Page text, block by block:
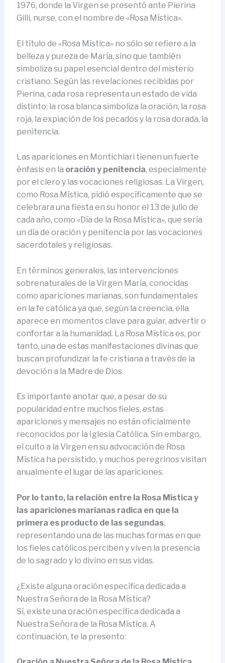
1976, donde la Virgen se presentó ante Pierina
Gilli, nurse, con el nombre de «Rosa Mística».
El título de «Rosa Mística» no sólo se refiere a la
belleza y pureza de María, sino que también
simboliza su papel esencial dentro del misterio
cristiano. Según las revelaciones recibidas por
Pierina, cada rosa representa un estado de vida
distinto: la rosa blanca simboliza la oración, la rosa
roja, la expiación de los pecados y la rosa dorada, la
penitencia.
Las apariciones en Montichiari tienen un fuerte
énfasis en la oración y penitencia, especialmente
por el clero y las vocaciones religiosas. La Virgen,
como Rosa Mística, pidió específicamente que se
celebrara una fiesta en su honor el 13 de julio de
cada año, como «Día de la Rosa Mística», que sería
un día de oración y penitencia por las vocaciones
sacerdotales y religiosas.
En términos generales, las intervenciones
sobrenaturales de la Virgen María, conocidas
como apariciones marianas, son fundamentales
en la fe católica ya que, según la creencia, ella
aparece en momentos clave para guiar, advertir o
confortar a la humanidad. La Rosa Mística es, por
tanto, una de estas manifestaciones divinas que
buscan profundizar la fe cristiana a través de la
devoción a la Madre de Dios.
Es importante anotar que, a pesar de su
popularidad entre muchos fieles, estas
apariciones y mensajes no están oficialmente
reconocidos por la Iglesia Católica. Sin embargo,
el culto a la Virgen en su advocación de Rosa
Mística ha persistido, y muchos peregrinos visitan
anualmente el lugar de las apariciones.
Por lo tanto, la relación entre la Rosa Mística y
las apariciones marianas radica en que la
primera es producto de las segundas,
representando una de las muchas formas en que
los fieles católicos perciben y viven la presencia
de lo sagrado y lo divino en sus vidas.
¿Existe alguna oración específica dedicada a
Nuestra Señora de la Rosa Mística?
Sí, existe una oración específica dedicada a
Nuestra Señora de la Rosa Mística. A
continuación, te la presento: